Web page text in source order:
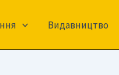
Видавництво